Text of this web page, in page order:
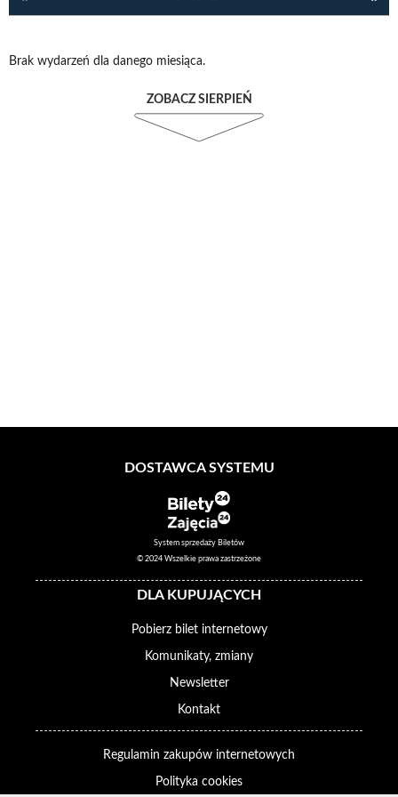
Brak wydarzeń dla danego miesiąca.
ZOBACZ SIERPIEŃ
DOSTAWCA SYSTEMU
System sprzedaży Biletów
© 2024 Wszelkie prawa zastrzeżone
DLA KUPUJĄCYCH
Pobierz bilet internetowy
Komunikaty, zmiany
Newsletter
Kontakt
Regulamin zakupów internetowych
Polityka cookies